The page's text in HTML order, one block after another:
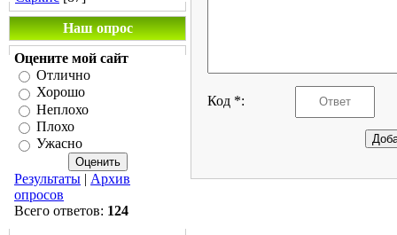
Наш опрос
Оцените мой сайт
Отлично
Хорошо
Неплохо
Плохо
Ужасно
Результаты | Архив
опросов
Всего ответов: 124
Код *: